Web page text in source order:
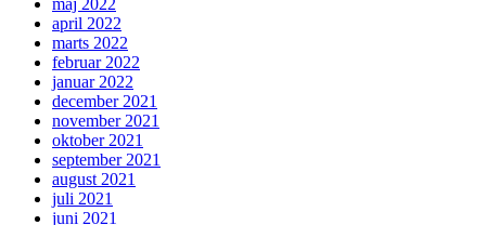
maj 2022
april 2022
marts 2022
februar 2022
januar 2022
december 2021
november 2021
oktober 2021
september 2021
august 2021
juli 2021
juni 2021